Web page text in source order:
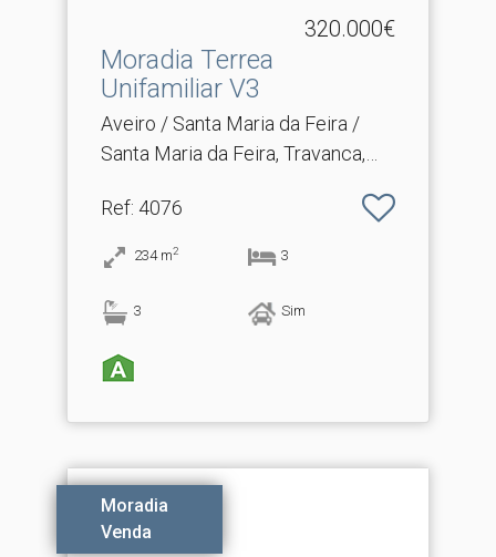
320.000€
Moradia Terrea
Unifamiliar V3
Aveiro / Santa Maria da Feira /
Santa Maria da Feira, Travanca,
Ref: 4076
234 m2 3
3 Sim
Moradia
Venda